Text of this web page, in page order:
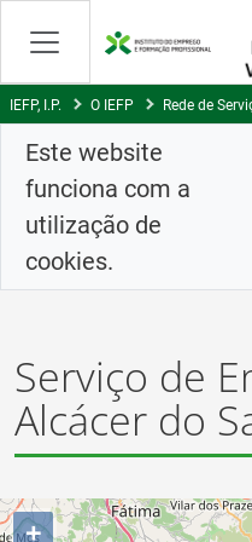
Skip
Content
IEFP, I.P. O IEFP Rede de
Este website
funciona com a
utilização de
cookies.
Serviço de
Alcácer do
+